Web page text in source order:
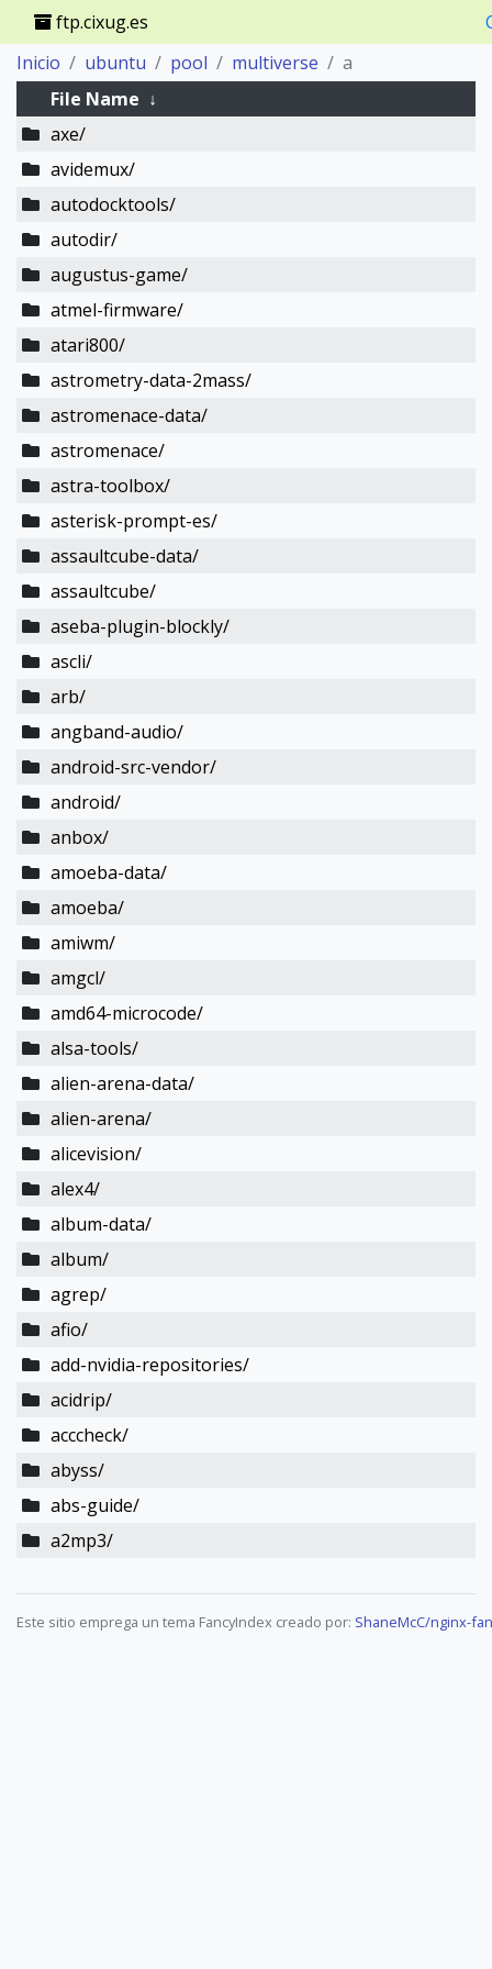
ftp.cixug.es
Inicio
ubuntu pool multiverse
a
File Name ↓
axe/
avidemux/
autodocktools/
autodir/
augustus-game/
atmel-firmware/
atari800/
astrometry-data-2mass/
astromenace-data/
astromenace/
astra-toolbox/
asterisk-prompt-es/
assaultcube-data/
assaultcube/
aseba-plugin-blockly/
ascli/
arb/
angband-audio/
android-src-vendor/
android/
anbox/
amoeba-data/
amoeba/
amiwm/
amgcl/
amd64-microcode/
alsa-tools/
alien-arena-data/
alien-arena/
alicevision/
alex4/
album-data/
album/
agrep/
afio/
add-nvidia-repositories/
acidrip/
acccheck/
abyss/
abs-guide/
a2mp3/
Este sitio emprega un tema FancyIndex creado por: ShaneMcC/nginx-